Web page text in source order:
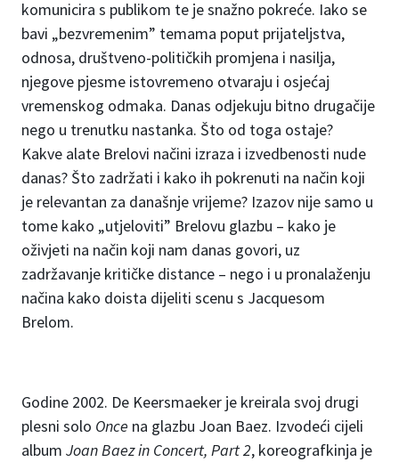
komunicira s publikom te je snažno pokreće. Iako se
bavi „bezvremenim” temama poput prijateljstva,
odnosa, društveno-političkih promjena i nasilja,
njegove pjesme istovremeno otvaraju i osjećaj
vremenskog odmaka. Danas odjekuju bitno drugačije
nego u trenutku nastanka. Što od toga ostaje?
Kakve alate Brelovi načini izraza i izvedbenosti nude
danas? Što zadržati i kako ih pokrenuti na način koji
je relevantan za današnje vrijeme? Izazov nije samo u
tome kako „utjeloviti” Brelovu glazbu – kako je
oživjeti na način koji nam danas govori, uz
zadržavanje kritičke distance – nego i u pronalaženju
načina kako doista dijeliti scenu s Jacquesom
Brelom.
Godine 2002. De Keersmaeker je kreirala svoj drugi
plesni solo Once na glazbu Joan Baez. Izvodeći cijeli
album Joan Baez in Concert, Part 2, koreografkinja je